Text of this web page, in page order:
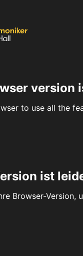
version
to use all the
ist
Browser-